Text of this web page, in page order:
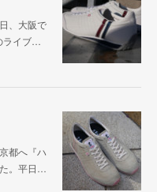
、大阪で
ライブ…
都へ『ハ
。平日…